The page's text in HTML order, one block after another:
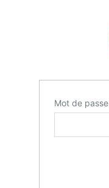
Mot de passe